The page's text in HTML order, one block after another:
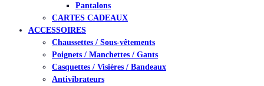
Pantalons
CARTES CADEAUX
ACCESSOIRES
Chaussettes / Sous-vêtements
Poignets / Manchettes / Gants
Casquettes / Visières / Bandeaux
Antivibrateurs